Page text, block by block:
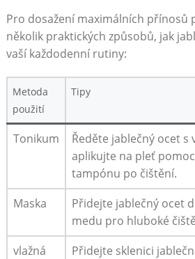
Pro dosažení maximálních přínosů
několik praktických způsobů, jak
vaší každodenní rutiny:
Metoda
použití
Tipy
Tonikum
Ředěte jablečný ocet s
aplikujte na pleť
tampónu po čištění.
Maska
Přidejte jablečný ocet
medu pro hluboké
vlažná
Přidejte sklenici